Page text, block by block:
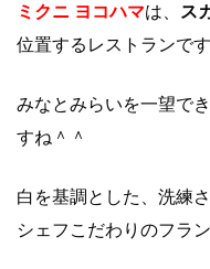
ミクニ ヨコハマは、 ス
位置するレストランです
みなとみらいを一望で
すね＾＾
白を基調とした、洗練
シェフこだわりのフラ